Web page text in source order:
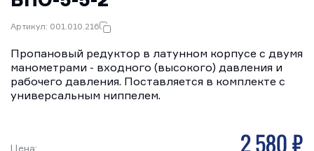
Артикул: 001.010.216
Пропановый редуктор в латунном корпусе с двумя
манометрами - входного (высокого) давления и
рабочего давления. Поставляется в комплекте с
универсальным ниппелем.
Цена: 2 580 р